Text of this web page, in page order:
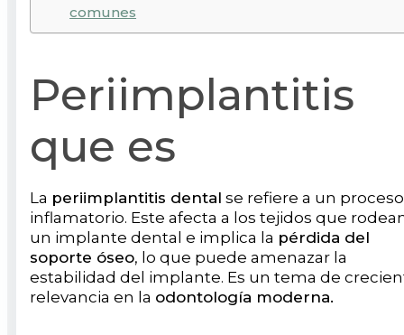
comunes
Periimplantitis
que es
La periimplantitis dental se refiere a un proceso
inflamatorio. Este afecta a los tejidos que
un implante dental e implica la pérdida del
soporte óseo, lo que puede amenazar la
estabilidad del implante. Es un tema de
relevancia en la odontología moderna.